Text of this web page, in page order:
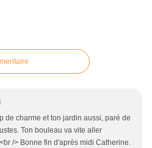
de charme et ton jardin aussi, paré de
Ton bouleau va vite aller
/> Bonne fin d'après midi Catherine.